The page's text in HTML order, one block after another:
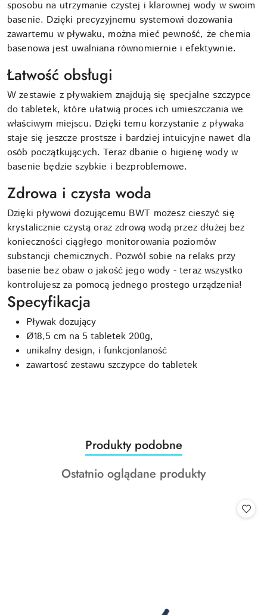
sposobu na utrzymanie czystej i klarownej wody w swoim
basenie. Dzięki precyzyjnemu systemowi dozowania
zawartemu w pływaku, można mieć pewność, że chemia
basenowa jest uwalniana równomiernie i efektywnie.
Łatwość obsługi
W zestawie z pływakiem znajdują się specjalne szczypce
do tabletek, które ułatwią proces ich umieszczania we
właściwym miejscu. Dzięki temu korzystanie z pływaka
staje się jeszcze prostsze i bardziej intuicyjne nawet dla
osób początkujących. Teraz dbanie o higienę wody w
basenie będzie szybkie i bezproblemowe.
Zdrowa i czysta woda
Dzięki pływowi dozującemu BWT możesz cieszyć się
krystalicznie czystą oraz zdrową wodą przez dłużej bez
konieczności ciągłego monitorowania poziomów
substancji chemicznych. Pozwól sobie na relaks przy
basenie bez obaw o jakość jego wody - teraz wszystko
kontrolujesz za pomocą jednego prostego urządzenia!
Specyfikacja
Pływak dozujący
Ø18,5 cm na 5 tabletek 200g,
unikalny design, i funkcjonlaność
zawartosć zestawu szczypce do tabletek
Pomiń karuzelę produktów
Produkty
o
statusie:
Produkty podobne
Produkty
Ostatnio oglądane produkty